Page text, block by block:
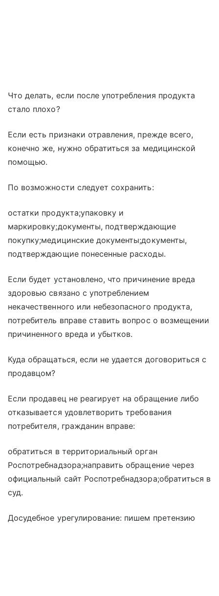
Что делать, если после употребления продукта
стало плохо?
Если есть признаки отравления, прежде всего,
конечно же, нужно обратиться за медицинской
помощью.
По возможности следует сохранить:
остатки продукта;упаковку и
маркировку;документы, подтверждающие
покупку;медицинские документы;документы,
подтверждающие понесенные расходы.
Если будет установлено, что причинение вреда
здоровью связано с употреблением
некачественного или небезопасного продукта,
потребитель вправе ставить вопрос о возмещении
причиненного вреда и убытков.
Куда обращаться, если не удается договориться с
продавцом?
Если продавец не реагирует на обращение либо
отказывается удовлетворить требования
потребителя, гражданин вправе:
обратиться в территориальный орган
Роспотребнадзора;направить обращение через
официальный сайт Роспотребнадзора;обратиться в
суд.
Досудебное урегулирование: пишем претензию